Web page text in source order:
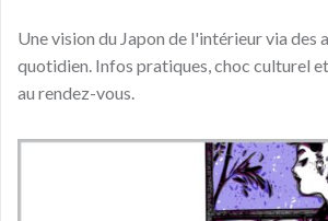
Une vision du Japon de l'intérieur via des
quotidien. Infos pratiques, choc culturel
au rendez-vous.